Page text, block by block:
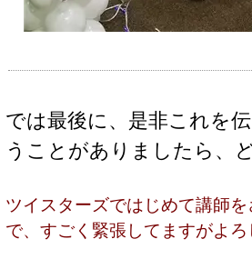
では最後に、是非これを
うことがありましたら、
ツイスターズではじめて講師
で、すごく緊張してますがよろ